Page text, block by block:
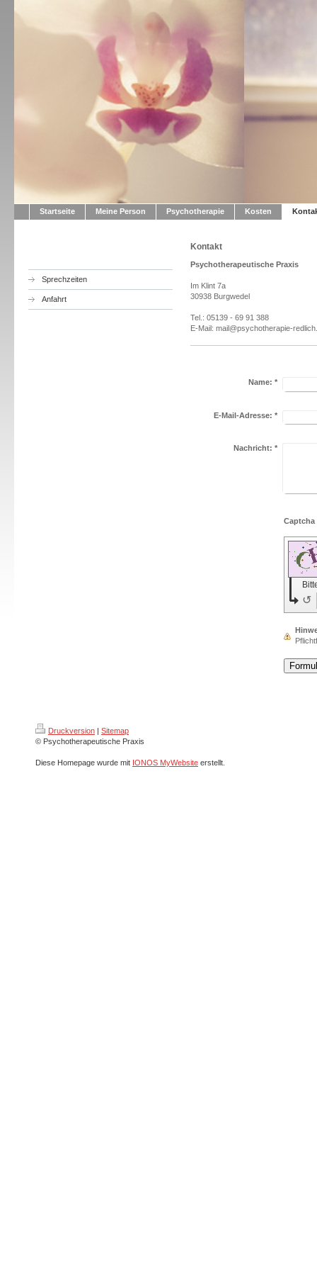
Startseite Meine Person Psychotherapie Kosten
Sprechzeiten
Anfahrt
Kontakt
Psychotherapeutische Praxis
Im Klint 7a
30938 Burgwedel
Tel.: 05139 - 69 91 388
E-Mail: mail@psychotherapie-
Name: *
E-Mail-Adresse: *
Nachricht: *
↺
Druckversion
Sitemap
© Psychotherapeutische Praxis
Diese Homepage wurde mit IONOS MyWebsite erstellt.